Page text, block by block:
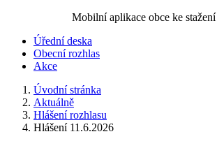
Mobilní aplikace obce ke stažení
Úřední deska
Obecní rozhlas
Akce
Úvodní stránka
Aktuálně
Hlášení rozhlasu
Hlášení 11.6.2026